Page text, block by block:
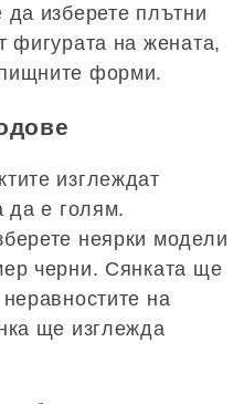
изберете плътни
фигурата на жената,
форми.
изглеждат
да е голям.
неярки модели
черни. Сянката ще
на
ще изглежда